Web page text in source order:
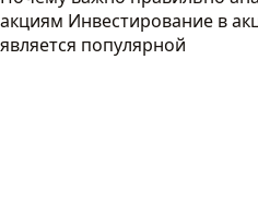
акциям Инвестирование в
является популярной